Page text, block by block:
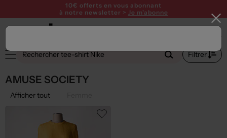
10€ offerts en vous abonnant
à notre newsletter > Je m'abonne
Filtrer
AMUSE SOCIETY
Afficher tout